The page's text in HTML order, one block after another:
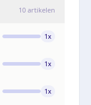
10 artikelen
1x
1x
1x